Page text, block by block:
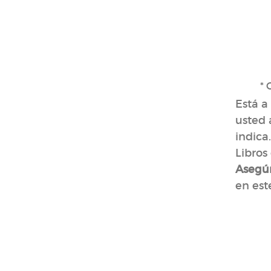
*
Está
usted
Libros
en